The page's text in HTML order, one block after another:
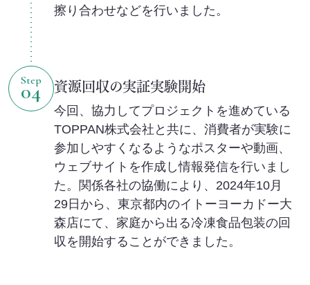
擦り合わせなどを行いました。
Step
04 資源回収の実証実験開始
今回、協力してプロジェクトを進めている
TOPPAN株式会社と共に、消費者が実験に
参加しやすくなるようなポスターや動画、
ウェブサイトを作成し情報発信を行いまし
た。関係各社の協働により、2024年10月
29日から、東京都内のイトーヨーカドー大
森店にて、家庭から出る冷凍食品包装の回
収を開始することができました。